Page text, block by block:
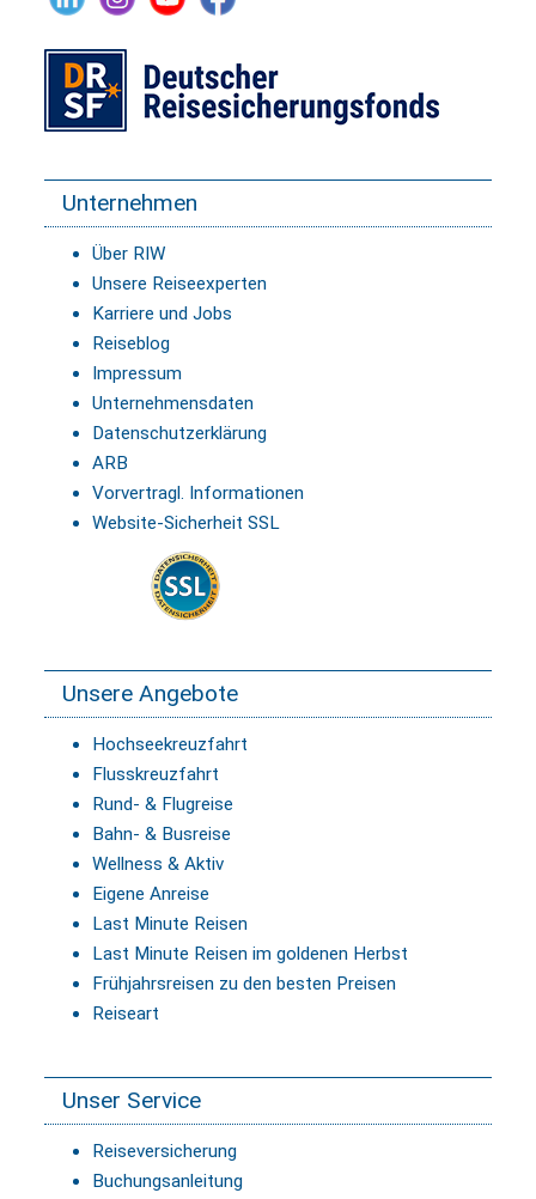
Unternehmen
Über RIW
Unsere Reiseexperten
Karriere und Jobs
Reiseblog
Impressum
Unternehmensdaten
Datenschutzerklärung
ARB
Vorvertragl. Informationen
Website-Sicherheit SSL
Unsere Angebote
Hochseekreuzfahrt
Flusskreuzfahrt
Rund- & Flugreise
Bahn- & Busreise
Wellness & Aktiv
Eigene Anreise
Last Minute Reisen
Last Minute Reisen im goldenen Herbst
Frühjahrsreisen zu den besten Preisen
Reiseart
Unser Service
Reiseversicherung
Buchungsanleitung